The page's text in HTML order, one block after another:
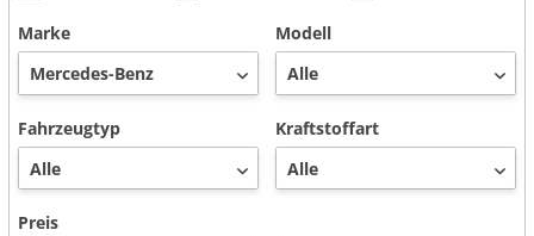
Marke
Modell
Fahrzeugtyp Kraftstoffart
Preis